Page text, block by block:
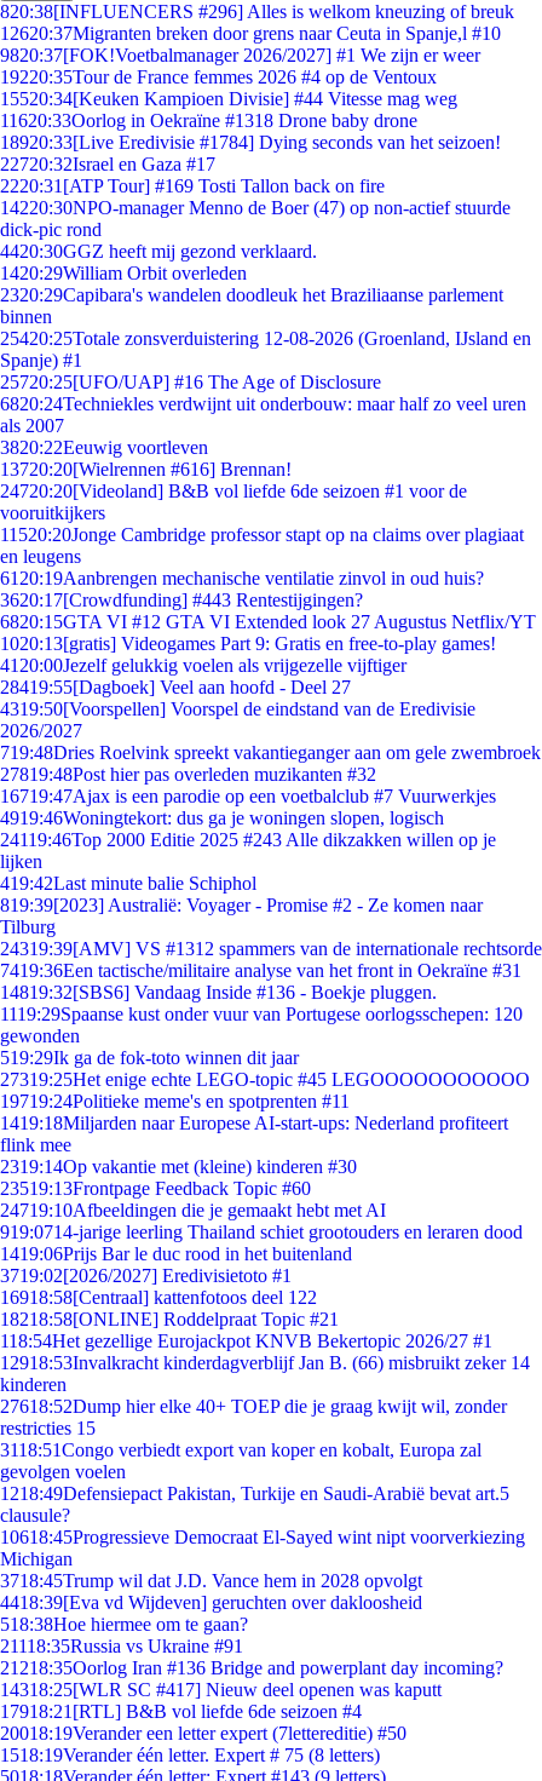
820:38[INFLUENCERS #296] Alles is welkom kneuzing of breuk
12620:37Migranten breken door grens naar Ceuta in Spanje,l #10
9820:37[FOK!Voetbalmanager 2026/2027] #1 We zijn er weer
19220:35Tour de France femmes 2026 #4 op de Ventoux
15520:34[Keuken Kampioen Divisie] #44 Vitesse mag weg
11620:33Oorlog in Oekraïne #1318 Drone baby drone
18920:33[Live Eredivisie #1784] Dying seconds van het seizoen!
22720:32Israel en Gaza #17
2220:31 [ATP Tour] #169 Tosti Tallon back on fire
14220:30NPO-manager Menno de Boer (47) op non-actief stuurde
dick-pic rond
4420:30GGZ heeft mij gezond verklaard.
1420:29William Orbit overleden
2320:29Capibara's wandelen doodleuk het Braziliaanse parlement
binnen
25420:25Totale zonsverduistering 12-08-2026 (Groenland, IJsland en
Spanje) #1
25720:25[UFO/UAP] #16 The Age of Disclosure
6820:24Techniekles verdwijnt uit onderbouw: maar half zo veel uren
als 2007
3820:22Eeuwig voortleven
13720:20[Wielrennen #616] Brennan!
24720:20[Videoland] B&B vol liefde 6de seizoen #1 voor de
vooruitkijkers
11520:20Jonge Cambridge professor stapt op na claims over plagiaat
en leugens
61 20:19Aanbrengen mechanische ventilatie zinvol in oud huis?
3620:17[Crowdfunding] #443 Rentestijgingen?
6820:15GTA VI #12 GTA VI Extended look 27 Augustus Netflix/YT
1020:13[gratis] Videogames Part 9: Gratis en free-to-play games!
41 20:00Jezelf gelukkig voelen als vrijgezelle vijftiger
28419:55[Dagboek] Veel aan hoofd - Deel 27
4319:50[Voorspellen] Voorspel de eindstand van de Eredivisie
2026/2027
719:48Dries Roelvink spreekt vakantieganger aan om gele zwembroek
27819:48Post hier pas overleden muzikanten #32
16719:47Ajax is een parodie op een voetbalclub #7 Vuurwerkjes
4919:46Woningtekort: dus ga je woningen slopen, logisch
24119:46Top 2000 Editie 2025 #243 Alle dikzakken willen op je
lijken
419:42Last minute balie Schiphol
819:39[2023] Australië: Voyager - Promise #2 - Ze komen naar
Tilburg
24319:39[AMV] VS #1312 spammers van de internationale rechtsorde
7419:36Een tactische/militaire analyse van het front in Oekraïne #31
14819:32[SBS6] Vandaag Inside #136 - Boekje pluggen.
1119:29Spaanse kust onder vuur van Portugese oorlogsschepen: 120
gewonden
519:29Ik ga de fok-toto winnen dit jaar
27319:25Het enige echte LEGO-topic #45 LEGOOOOOOOOOOO
19719:24Politieke meme's en spotprenten #11
1419:18Miljarden naar Europese AI-start-ups: Nederland profiteert
flink mee
2319:14Op vakantie met (kleine) kinderen #30
23519:13Frontpage Feedback Topic #60
24719:10Afbeeldingen die je gemaakt hebt met AI
919:0714-jarige leerling Thailand schiet grootouders en leraren dood
1419:06Prijs Bar le duc rood in het buitenland
3719:02[2026/2027] Eredivisietoto #1
16918:58[Centraal] kattenfotoos deel 122
18218:58[ONLINE] Roddelpraat Topic #21
118:54Het gezellige Eurojackpot KNVB Bekertopic 2026/27 #1
12918:53Invalkracht kinderdagverblijf Jan B. (66) misbruikt zeker 14
kinderen
27618:52Dump hier elke 40+ TOEP die je graag kwijt wil, zonder
restricties 15
3118:51Congo verbiedt export van koper en kobalt, Europa zal
gevolgen voelen
1218:49Defensiepact Pakistan, Turkije en Saudi-Arabië bevat art.5
clausule?
10618:45Progressieve Democraat El-Sayed wint nipt voorverkiezing
Michigan
3718:45Trump wil dat J.D. Vance hem in 2028 opvolgt
4418:39[Eva vd Wijdeven] geruchten over dakloosheid
518:38Hoe hiermee om te gaan?
21118:35Russia vs Ukraine #91
21218:35Oorlog Iran #136 Bridge and powerplant day incoming?
14318:25[WLR SC #417] Nieuw deel openen was kaputt
17918:21 [RTL] B&B vol liefde 6de seizoen #4
20018:19Verander een letter expert (7lettereditie) #50
1518:19Verander één letter. Expert # 75 (8 letters)
5018:18Verander één letter: Expert #143 (9 letters)